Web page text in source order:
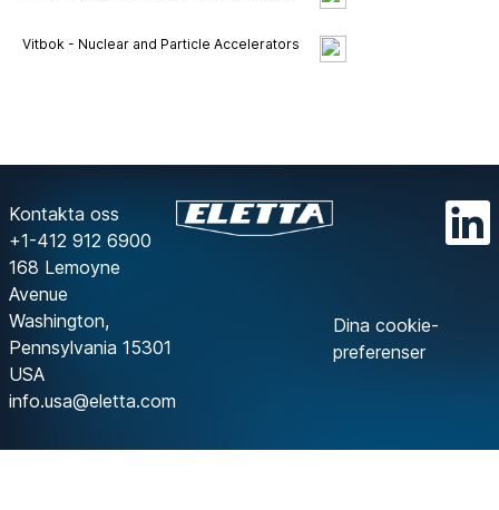
Vitbok - Nuclear and Particle Accelerators
Kontakta oss
+1-412 912 6900
168 Lemoyne
Avenue
Washington,
Pennsylvania 15301
USA
info.usa@eletta.com
Dina cookie-
preferenser